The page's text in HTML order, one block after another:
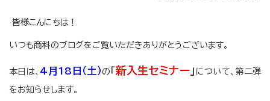
皆様こんにちは！
いつも商科のブログをご覧いただきありがとうございます。
本日は、 4 月18日（土） の 新入生セミナー 」 について、第二弾
をお知らせします。